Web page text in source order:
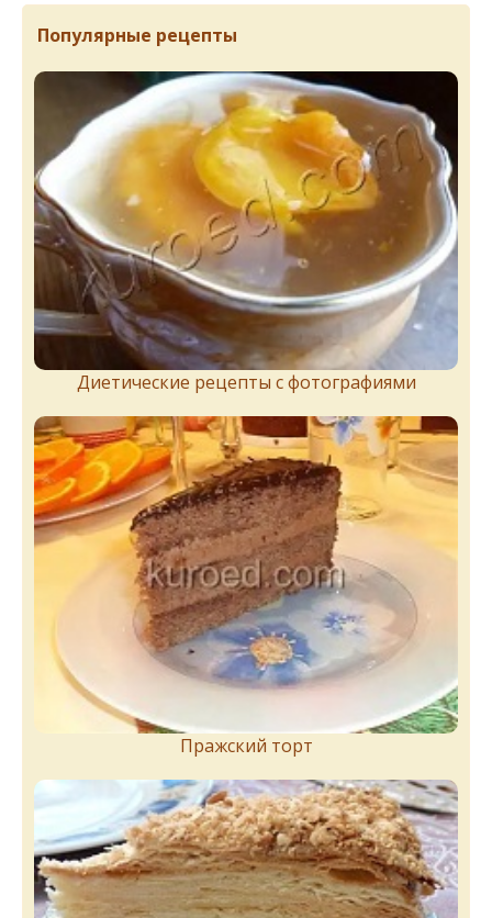
Популярные рецепты
Диетические рецепты с фотографиями
Пражский торт